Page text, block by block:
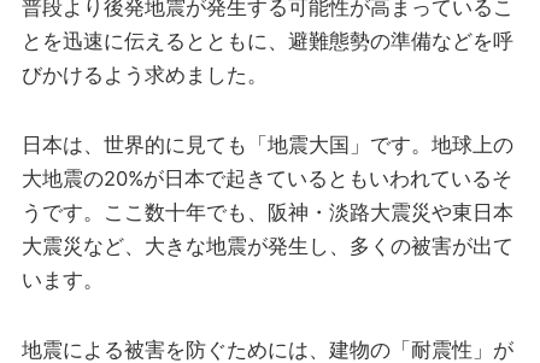
普段より後発地震が発生する可能性が高まっているこ
とを迅速に伝えるとともに、避難態勢の準備などを呼
びかけるよう求めました。
日本は、世界的に見ても「地震大国」です。地球上の
大地震の20%が日本で起きているともいわれているそ
うです。ここ数十年でも、阪神・淡路大震災や東日本
大震災など、大きな地震が発生し、多くの被害が出て
います。
地震による被害を防ぐためには、建物の「耐震性」が